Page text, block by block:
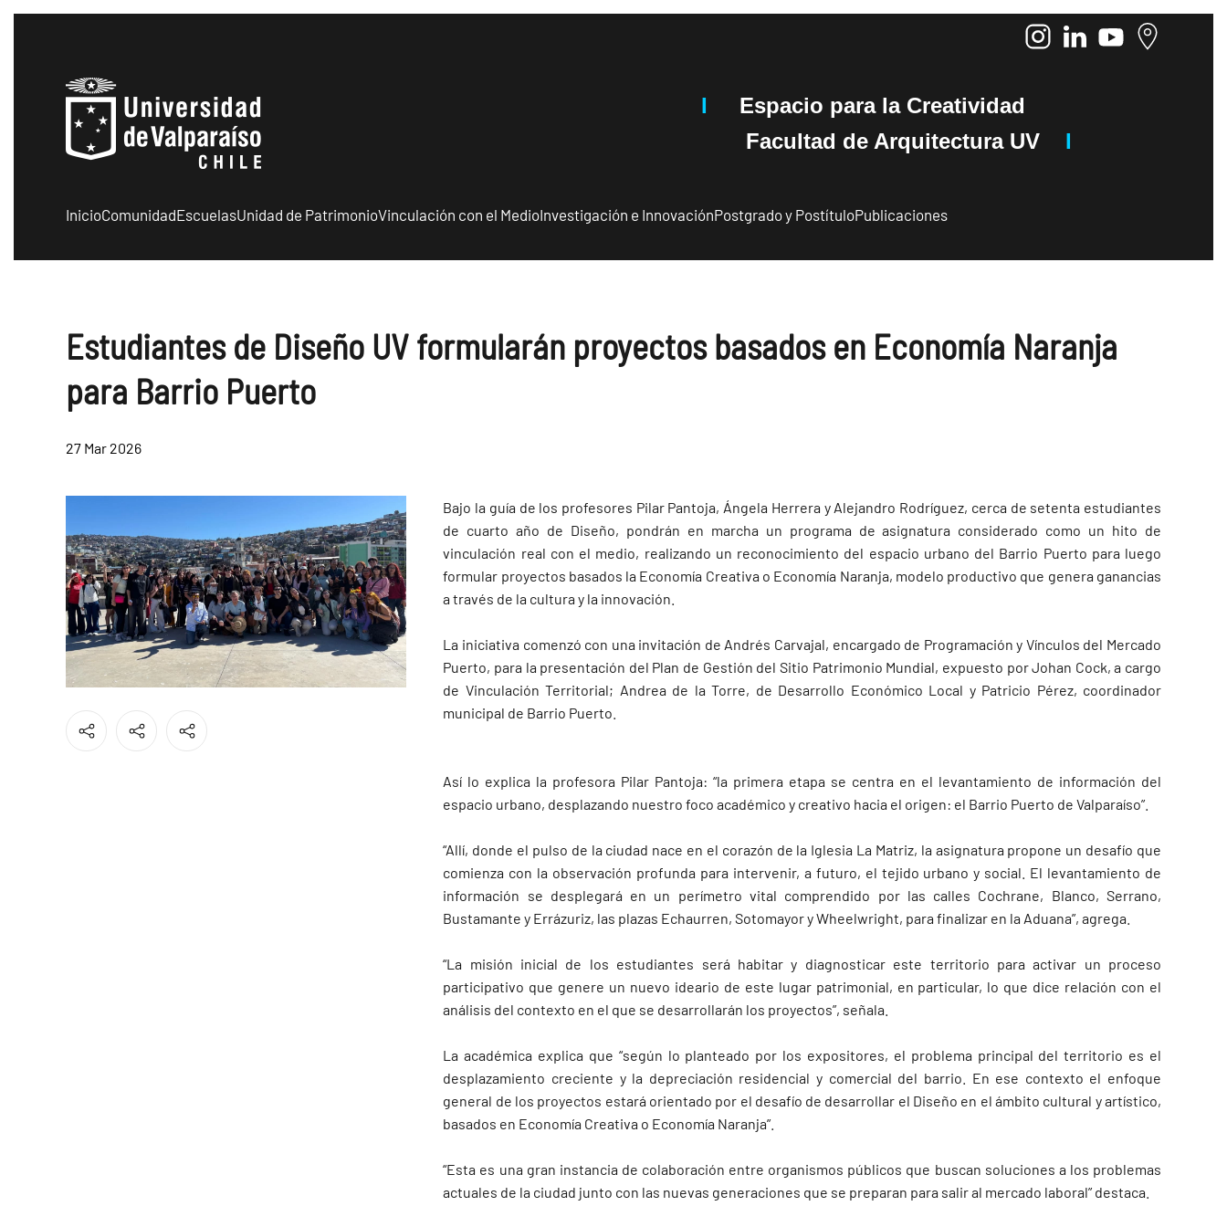
I Espacio para la Creatividad
Facultad de Arquitectura UV
I
InicioComunidadEscuelasUnidad de PatrimonioVinculación con el MedioInvestigación e InnovaciónPostgrado y PostítuloPublicaciones
Estudiantes de Diseño UV formularán proyectos basados en Economía Naranja
para Barrio Puerto
27 Mar 2026
Bajo la guía de los profesores Pilar Pantoja, Ángela Herrera y Alejandro Rodríguez, cerca de setenta estudiantes
de cuarto año de Diseño, pondrán en marcha un programa de asignatura considerado como un hito de
vinculación real con el medio, realizando un reconocimiento del espacio urbano del Barrio Puerto para luego
formular proyectos basados la Economía Creativa o Economía Naranja, modelo productivo que genera ganancias
a través de la cultura y la innovación.
La iniciativa comenzó con una invitación de Andrés Carvajal, encargado de Programación y Vínculos del Mercado
Puerto, para la presentación del Plan de Gestión del Sitio Patrimonio Mundial, expuesto por Johan Cock, a cargo
de Vinculación Territorial; Andrea de la Torre, de Desarrollo Económico Local y Patricio Pérez, coordinador
municipal de Barrio Puerto.
Así lo explica la profesora Pilar Pantoja: “la primera etapa se centra en el levantamiento de información del
espacio urbano, desplazando nuestro foco académico y creativo hacia el origen: el Barrio Puerto de Valparaíso”.
“Allí, donde el pulso de la ciudad nace en el corazón de la Iglesia La Matriz, la asignatura propone un desafío que
comienza con la observación profunda para intervenir, a futuro, el tejido urbano y social. El levantamiento de
información se desplegará en un perímetro vital comprendido por las calles Cochrane, Blanco, Serrano,
Bustamante y Errázuriz, las plazas Echaurren, Sotomayor y Wheelwright, para finalizar en la Aduana”, agrega.
“La misión inicial de los estudiantes será habitar y diagnosticar este territorio para activar un proceso
participativo que genere un nuevo ideario de este lugar patrimonial, en particular, lo que dice relación con el
análisis del contexto en el que se desarrollarán los proyectos”, señala.
La académica explica que “según lo planteado por los expositores, el problema principal del territorio es el
desplazamiento creciente y la depreciación residencial y comercial del barrio. En ese contexto el enfoque
general de los proyectos estará orientado por el desafío de desarrollar el Diseño en el ámbito cultural y artístico,
basados en Economía Creativa o Economía Naranja”.
“Esta es una gran instancia de colaboración entre organismos públicos que buscan soluciones a los problemas
actuales de la ciudad junto con las nuevas generaciones que se preparan para salir al mercado laboral” destaca.